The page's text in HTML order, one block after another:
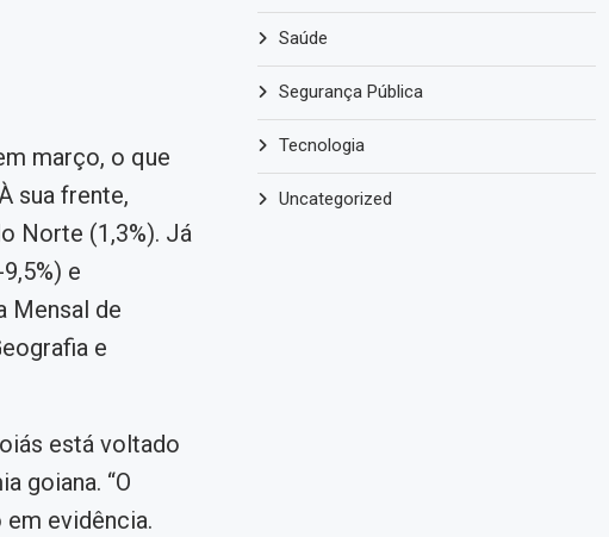
março, o que
sua frente,
Norte (1,3%). Já
e
Mensal de
e
está voltado
goiana. “O
evidência.
Saúde
Segurança Pública
Tecnologia
Uncategorized